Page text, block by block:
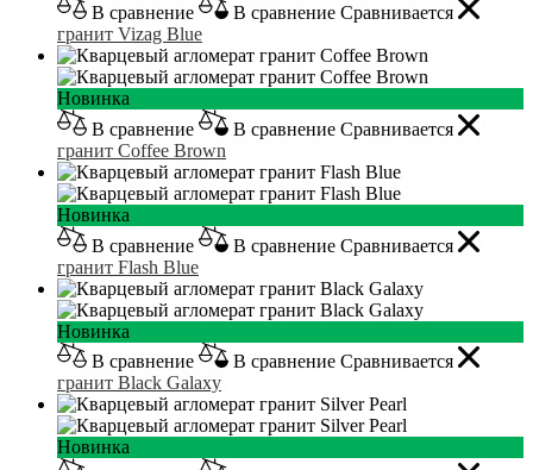
В сравнение
В сравнение Сравнивается
гранит Vizag Blue
Новинка
В сравнение
В сравнение Сравнивается
гранит Coffee Brown
Новинка
В сравнение
В сравнение Сравнивается
гранит Flash Blue
Новинка
В сравнение
В сравнение Сравнивается
гранит Black Galaxy
Новинка